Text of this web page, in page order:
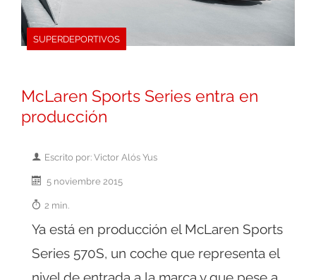
SUPERDEPORTIVOS
McLaren Sports Series entra en
producción
Escrito por: Victor Alós Yus
5 noviembre 2015
2 min.
Ya está en producción el McLaren Sports
Series 570S, un coche que representa el